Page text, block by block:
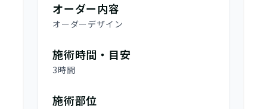
オーダー内容
オーダーデザイン
施術時間・目安
3時間
施術部位